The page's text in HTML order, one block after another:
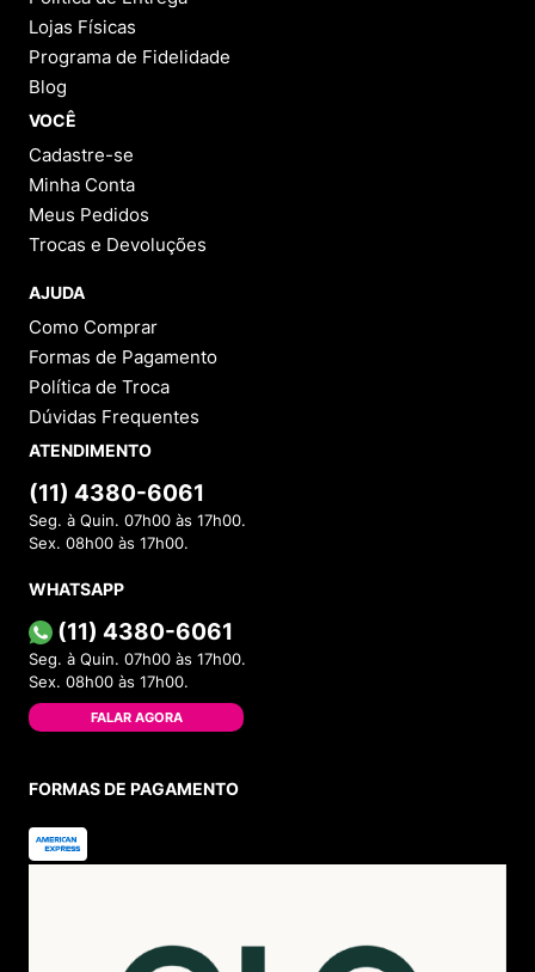
Lojas Físicas
Programa de Fidelidade
Blog
VOCÊ
Cadastre-se
Minha Conta
Meus Pedidos
Trocas e Devoluções
AJUDA
Como Comprar
Formas de Pagamento
Política de Troca
Dúvidas Frequentes
ATENDIMENTO
(11) 4380-6061
Seg. à Quin. 07h00 às 17h00.
Sex. 08h00 às 17h00.
WHATSAPP
(11) 4380-6061
Seg. à Quin. 07h00 às 17h00.
Sex. 08h00 às 17h00.
FALAR AGORA
FORMAS DE PAGAMENTO